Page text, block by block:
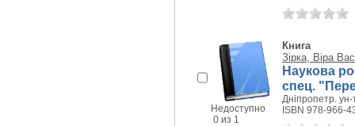
Недоступно
0 из 1
Книга
Зірка, Віра
Наукова
спец.
Дніпропетр.
ISBN 978-966-